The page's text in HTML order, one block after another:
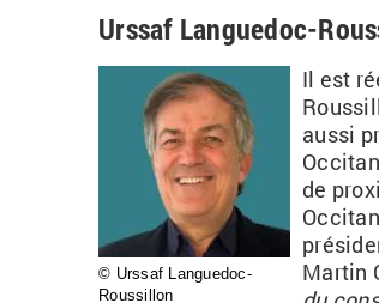
Urssaf Languedoc-
© Urssaf Languedoc-
Roussillon
Il est
aussi
de
Martin